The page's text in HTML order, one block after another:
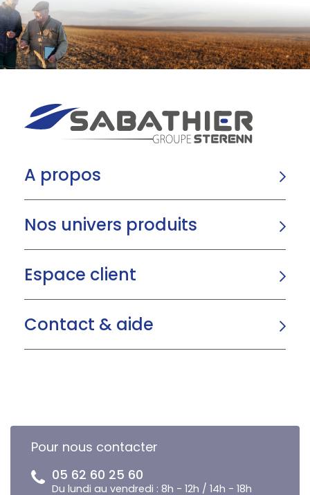
A propos
Nos univers produits
Espace client
Contact & aide
Pour nous contacter
05 62 60 25 60
Du lundi au vendredi : 8h - 12h / 14h - 18h